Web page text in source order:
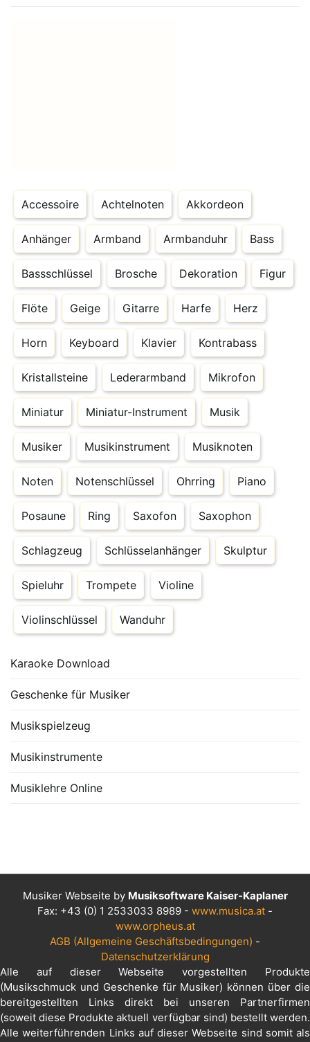
Accessoire Achtelnoten Akkordeon
Anhänger Armband Armbanduhr Bass
Bassschlüssel Brosche Dekoration Figur
Flöte Geige Gitarre Harfe Herz
Horn Keyboard Klavier Kontrabass
Kristallsteine Lederarmband Mikrofon
Miniatur Miniatur-Instrument Musik
Musiker Musikinstrument Musiknoten
Noten Notenschlüssel Ohrring Piano
Posaune Ring Saxofon Saxophon
Schlagzeug Schlüsselanhänger Skulptur
Spieluhr Trompete Violine
Violinschlüssel Wanduhr
Karaoke Download
Geschenke für Musiker
Musikspielzeug
Musikinstrumente
Musiklehre Online
Musiker Webseite by Musiksoftware Kaiser-Kaplaner
Fax: +43 (0) 1 2533033 8989 - www.musica.at -
www.orpheus.at
AGB (Allgemeine Geschäftsbedingungen) -
Datenschutzerklärung
Alle auf dieser Webseite vorgestellten Produkte
(Musikschmuck und Geschenke für Musiker) können über die
bereitgestellten Links direkt bei unseren Partnerfirmen
(soweit diese Produkte aktuell verfügbar sind) bestellt werden.
Alle weiterführenden Links auf dieser Webseite sind somit als